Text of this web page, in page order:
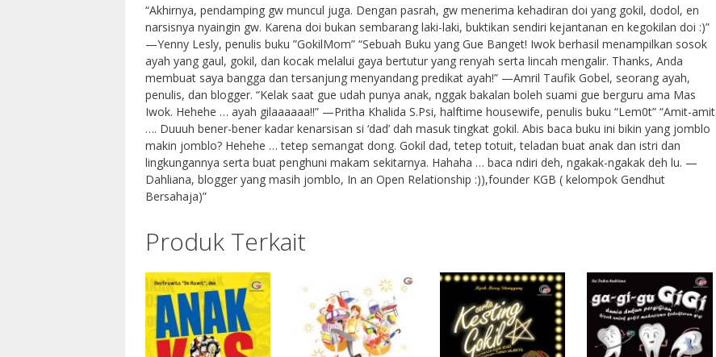
“Akhirnya, pendamping gw muncul juga. Dengan pasrah, gw menerima kehadiran doi yang gokil, dodol, en
narsisnya nyaingin gw. Karena doi bukan sembarang laki-laki, buktikan sendiri kejantanan en kegokilan doi :)”
—Yenny Lesly, penulis buku ”GokilMom” “Sebuah Buku yang Gue Banget! Iwok berhasil menampilkan sosok
ayah yang gaul, gokil, dan kocak melalui gaya bertutur yang renyah serta lincah mengalir. Thanks, Anda
membuat saya bangga dan tersanjung menyandang predikat ayah!” —Amril Taufik Gobel, seorang ayah,
penulis, dan blogger. “Kelak saat gue udah punya anak, nggak bakalan boleh suami gue berguru ama Mas
Iwok. Hehehe … ayah gilaaaaaa!!” —Pritha Khalida S.Psi, halftime housewife, penulis buku “Lem0t” “Amit-amit
…. Duuuh bener-bener kadar kenarsisan si ‘dad’ dah masuk tingkat gokil. Abis baca buku ini bikin yang jomblo
makin jomblo? Hehehe … tetep semangat dong. Gokil dad, tetep totuit, teladan buat anak dan istri dan
lingkungannya serta buat penghuni makam sekitarnya. Hahaha … baca ndiri deh, ngakak-ngakak deh lu. —
Dahliana, blogger yang masih jomblo, In an Open Relationship :)),founder KGB ( kelompok Gendhut
Bersahaja)”
Produk Terkait